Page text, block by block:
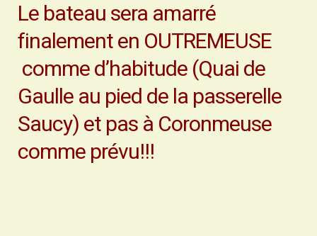
Le bateau sera amarré
finalement en OUTREMEUSE
comme d’habitude (Quai de
Gaulle au pied de la passerelle
Saucy) et pas à Coronmeuse
comme prévu!!!